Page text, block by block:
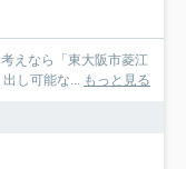
えなら「東大阪市菱江
し可能な... もっと見る